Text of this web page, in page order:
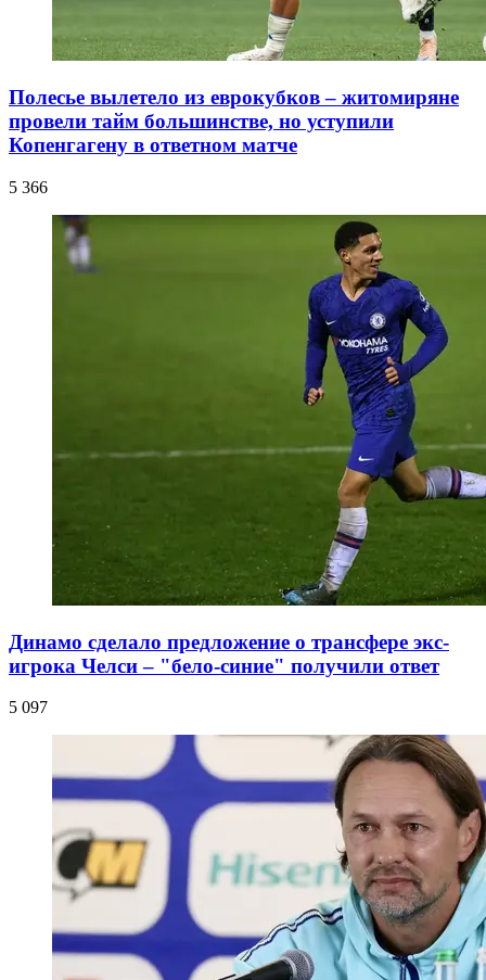
Полесье вылетело из еврокубков – житомиряне
провели тайм большинстве, но уступили
Копенгагену в ответном матче
5 366
Динамо сделало предложение о трансфере экс-
игрока Челси – "бело-синие" получили ответ
5 097